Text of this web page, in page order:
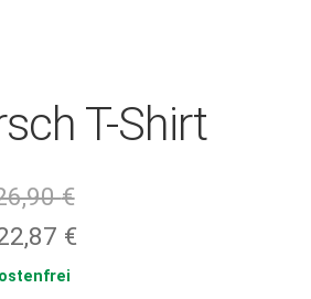
T-Shirt
€Ursprünglicher
Preis
€Aktueller